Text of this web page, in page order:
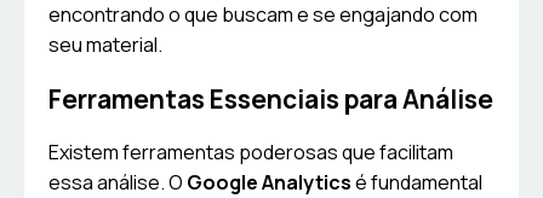
encontrando o que buscam e se engajando com
seu material.
Ferramentas Essenciais para Análise
Existem ferramentas poderosas que facilitam
essa análise. O Google Analyticsé fundamental